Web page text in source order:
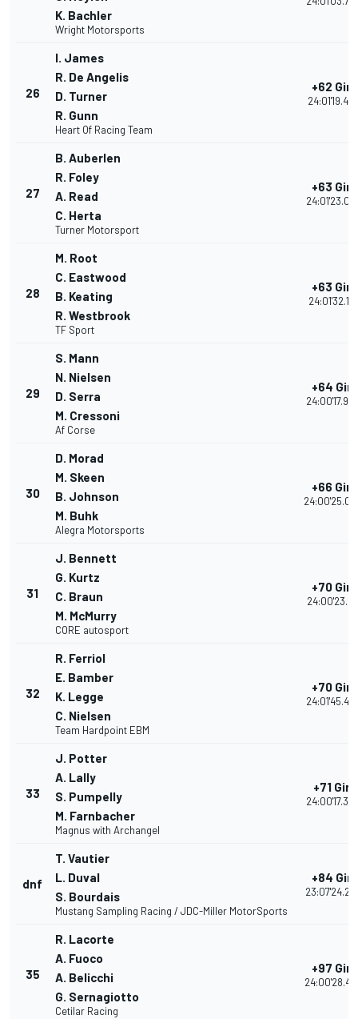
K. Bachler
Wright Motorsports
26
I. James
R. De Angelis
D. Turner
R. Gunn
Heart Of Racing Team
+62 Giri
24:01'19.457
27
B. Auberlen
R. Foley
A. Read
C. Herta
Turner Motorsport
+63 Giri
28
M. Root
C. Eastwood
B. Keating
R. Westbrook
TF Sport
+63 Giri
24:01'32.114
29
S. Mann
N. Nielsen
D. Serra
M. Cressoni
Af Corse
+64 Giri
30
D. Morad
M. Skeen
B. Johnson
M. Buhk
Alegra Motorsports
+66 Giri
31
J. Bennett
G. Kurtz
C. Braun
M. McMurry
CORE autosport
+70 Giri
32
R. Ferriol
E. Bamber
K. Legge
C. Nielsen
Team Hardpoint EBM
+70 Giri
33
J. Potter
A. Lally
S. Pumpelly
M. Farnbacher
Magnus with Archangel
+71 Giri
dnf
T. Vautier
L. Duval
S. Bourdais
Mustang Sampling Racing / JDC-Miller MotorSports
+84 Giri
35
R. Lacorte
A. Fuoco
A. Belicchi
G. Sernagiotto
Cetilar Racing
+97 Giri